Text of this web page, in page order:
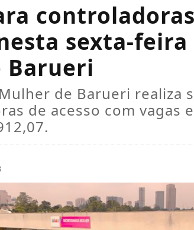
sexta-
Barueri
de Barueri realiza
de acesso com vagas